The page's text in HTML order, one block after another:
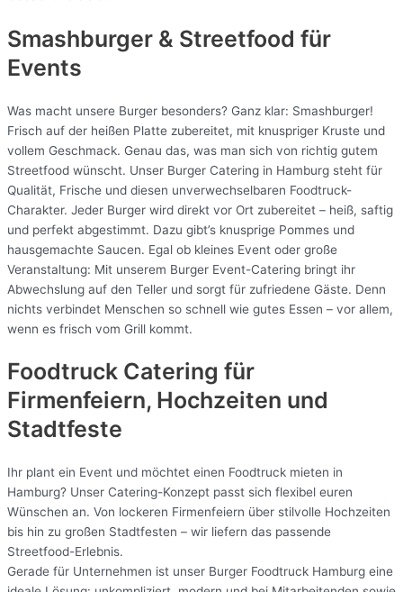
Smashburger & Streetfood für
Events
Was macht unsere Burger besonders? Ganz klar: Smashburger!
Frisch auf der heißen Platte zubereitet, mit knuspriger Kruste und
vollem Geschmack. Genau das, was man sich von richtig gutem
Streetfood wünscht. Unser Burger Catering in Hamburg steht für
Qualität, Frische und diesen unverwechselbaren Foodtruck-
Charakter. Jeder Burger wird direkt vor Ort zubereitet – heiß, saftig
und perfekt abgestimmt. Dazu gibt’s knusprige Pommes und
hausgemachte Saucen. Egal ob kleines Event oder große
Veranstaltung: Mit unserem Burger Event-Catering bringt ihr
Abwechslung auf den Teller und sorgt für zufriedene Gäste. Denn
nichts verbindet Menschen so schnell wie gutes Essen – vor allem,
wenn es frisch vom Grill kommt.
Foodtruck Catering für
Firmenfeiern, Hochzeiten und
Stadtfeste
Ihr plant ein Event und möchtet einen Foodtruck mieten in
Hamburg? Unser Catering-Konzept passt sich flexibel euren
Wünschen an. Von lockeren Firmenfeiern über stilvolle Hochzeiten
bis hin zu großen Stadtfesten – wir liefern das passende
Streetfood-Erlebnis.
Gerade für Unternehmen ist unser Burger Foodtruck Hamburg eine